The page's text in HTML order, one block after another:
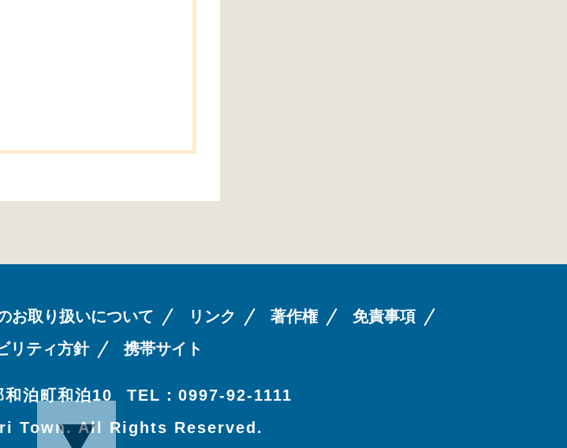
お取り扱いについて リンク 著作権
免責事項
リティ方針
携帯サイト
和泊町和泊10
TEL：0997-92-1111
Town. All Rights Reserved.